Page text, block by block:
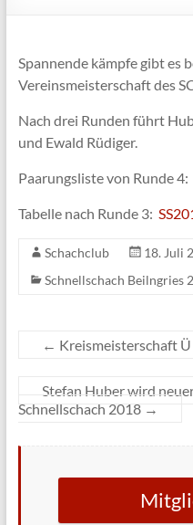
Spannende kämpfe gibt es
Vereinsmeisterschaft des
Nach drei Runden führt
und Ewald Rüdiger.
Paarungsliste von Runde 4:
Tabelle nach Runde 3:
Schachclub
18. Juli
Schnellschach Beilngries
← Kreismeisterschaft
Stefan Huber wird
Schnellschach 2018 →